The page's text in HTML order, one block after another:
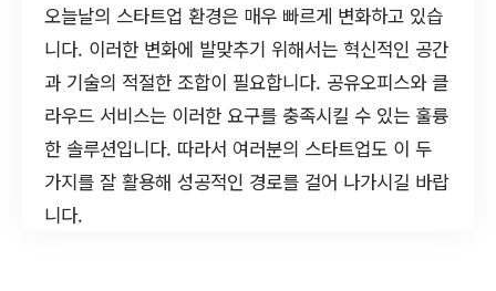
오늘날의 스타트업 환경은 매우 빠르게 변화하고 있습
니다. 이러한 변화에 발맞추기 위해서는 혁신적인 공간
과 기술의 적절한 조합이 필요합니다. 공유오피스와 클
라우드 서비스는 이러한 요구를 충족시킬 수 있는 훌륭
한 솔루션입니다. 따라서 여러분의 스타트업도 이 두
가지를 잘 활용해 성공적인 경로를 걸어 나가시길 바랍
니다.